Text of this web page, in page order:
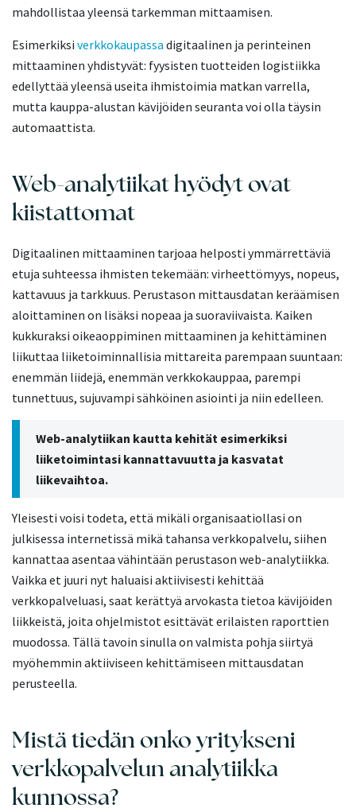
mahdollistaa yleensä tarkemman mittaamisen.
Esimerkiksi verkkokaupassa digitaalinen ja perinteinen
mittaaminen yhdistyvät: fyysisten tuotteiden logistiikka
edellyttää yleensä useita ihmistoimia matkan varrella,
mutta kauppa-alustan kävijöiden seuranta voi olla täysin
automaattista.
Web-analytiikat hyödyt ovat
kiistattomat
Digitaalinen mittaaminen tarjoaa helposti ymmärrettäviä
etuja suhteessa ihmisten tekemään: virheettömyys, nopeus,
kattavuus ja tarkkuus. Perustason mittausdatan keräämisen
aloittaminen on lisäksi nopeaa ja suoraviivaista. Kaiken
kukkuraksi oikeaoppiminen mittaaminen ja kehittäminen
liikuttaa liiketoiminnallisia mittareita parempaan suuntaan:
enemmän liidejä, enemmän verkkokauppaa, parempi
tunnettuus, sujuvampi sähköinen asiointi ja niin edelleen.
Web-analytiikan kautta kehität esimerkiksi
liiketoimintasi kannattavuutta ja kasvatat
liikevaihtoa.
Yleisesti voisi todeta, että mikäli organisaatiollasi on
julkisessa internetissä mikä tahansa verkkopalvelu, siihen
kannattaa asentaa vähintään perustason web-analytiikka.
Vaikka et juuri nyt haluaisi aktiivisesti kehittää
verkkopalveluasi, saat kerättyä arvokasta tietoa kävijöiden
liikkeistä, joita ohjelmistot esittävät erilaisten raporttien
muodossa. Tällä tavoin sinulla on valmista pohja siirtyä
myöhemmin aktiiviseen kehittämiseen mittausdatan
perusteella.
Mistä tiedän onko yritykseni
verkkopalvelun analytiikka
kunnossa?